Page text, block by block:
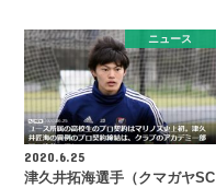
ニュース
2020.6.25
津久井拓海選手（クマガヤSC